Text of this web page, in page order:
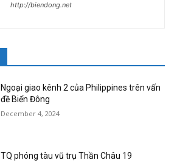
http://biendong.net
Ngoại giao kênh 2 của Philippines trên vấn
đề Biển Đông
December 4, 2024
TQ phóng tàu vũ trụ Thần Châu 19